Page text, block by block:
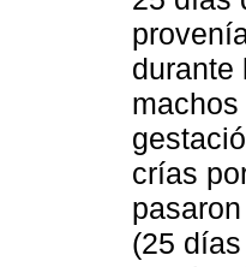
durante
crías
(25